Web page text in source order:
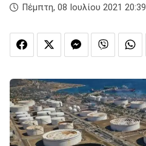
Πέμπτη, 08 Ιουλίου 2021 20:39